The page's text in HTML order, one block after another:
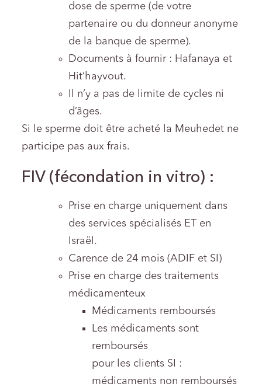
dose de sperme (de votre
partenaire ou du donneur anonyme
de la banque de sperme).
Documents à fournir : Hafanaya et
Hit’hayvout.
Il n’y a pas de limite de cycles ni
d’âges.
Si le sperme doit être acheté la Meuhedet ne
participe pas aux frais.
FIV (fécondation in vitro) :
Prise en charge uniquement dans
des services spécialisés ET en
Israël.
Carence de 24 mois (ADIF et SI)
Prise en charge des traitements
médicamenteux
Médicaments remboursés
Les médicaments sont
remboursés
pour les clients SI :
médicaments non remboursés